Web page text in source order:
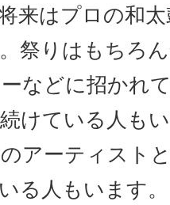
来はプロの和
祭りはもちろ
などに招かれ
けている人も
アーティスト
る人もいます